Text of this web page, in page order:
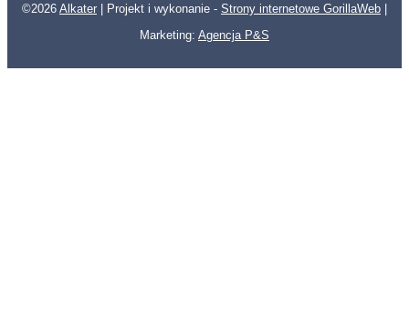
©2026 Alkater | Projekt i wykonanie - Strony internetowe GorillaWeb
Marketing: Agencja P&S